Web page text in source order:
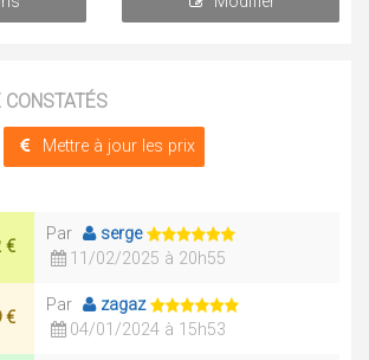
Mettre à jour les prix
€
Par
serge
11/02/2025 à 20h55
€
Par
zagaz
04/01/2024 à 15h53